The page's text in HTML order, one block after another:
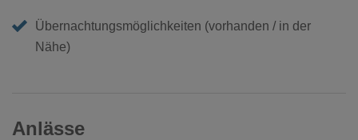
Übernachtungsmöglichkeiten (vorhanden / in der
Nähe)
Anlässe